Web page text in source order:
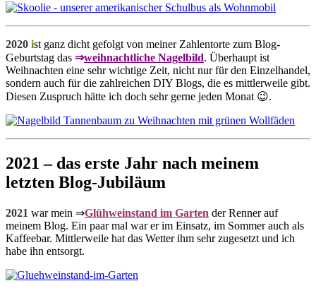
2020 ist ganz dicht gefolgt von meiner Zahlentorte zum Blog-
Geburtstag das ⇒weihnachtliche Nagelbild. Überhaupt ist
Weihnachten eine sehr wichtige Zeit, nicht nur für den Einzelhandel,
sondern auch für die zahlreichen DIY Blogs, die es mittlerweile gibt.
Diesen Zuspruch hätte ich doch sehr gerne jeden Monat 😉.
2021 – das erste Jahr nach meinem
letzten Blog-Jubiläum
2021 war mein ⇒Glühweinstand im Garten der Renner auf
meinem Blog. Ein paar mal war er im Einsatz, im Sommer auch als
Kaffeebar. Mittlerweile hat das Wetter ihm sehr zugesetzt und ich
habe ihn entsorgt.